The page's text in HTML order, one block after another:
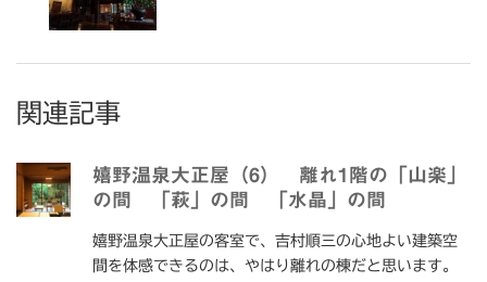
関連記事
嬉野温泉大正屋（6） 離れ1階の「山楽」
の間 「萩」の間 「水晶」の間
嬉野温泉大正屋の客室で、吉村順三の心地よい建築空
間を体感できるのは、やはり離れの棟だと思います。